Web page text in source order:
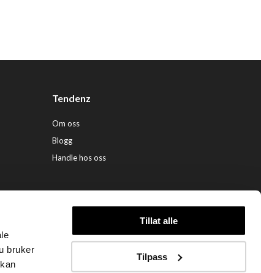
bruker
Tillat alle
Tilpass
Tendenz
Om oss
Blogg
Handle hos oss
Hårpleie AS (org. nr. 948 341 662) |Nettbutikk levert av Kréatif